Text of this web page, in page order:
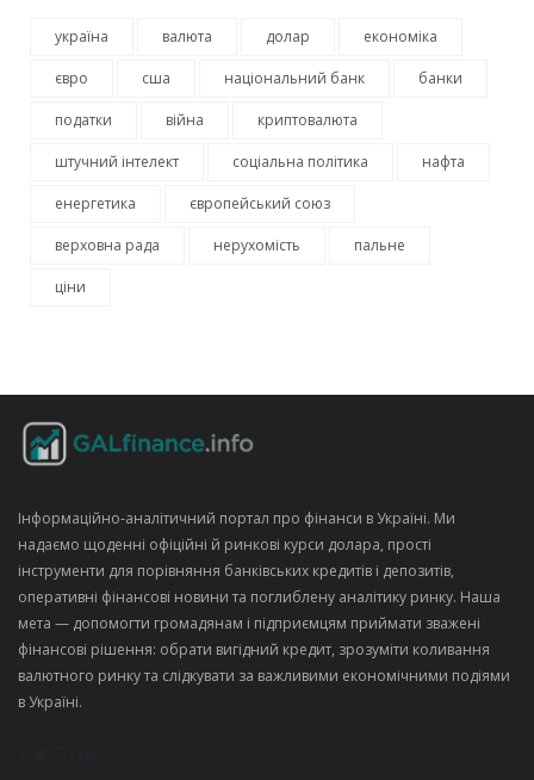
україна валюта долар економіка
євро сша національний банк банки
податки війна криптовалюта
штучний інтелект соціальна політика нафта
енергетика європейський союз
верховна рада нерухомість пальне
ціни
Інформаційно‑аналітичний портал про фінанси в Україні. Ми
надаємо щоденні офіційні й ринкові курси долара, прості
інструменти для порівняння банківських кредитів і депозитів,
оперативні фінансові новини та поглиблену аналітику ринку. Наша
мета — допомогти громадянам і підприємцям приймати зважені
фінансові рішення: обрати вигідний кредит, зрозуміти коливання
валютного ринку та слідкувати за важливими економічними подіями
в Україні.